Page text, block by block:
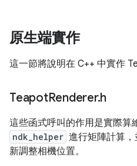
原生端實作
這一節將說明在 C++ 中實作
TeapotRenderer.h
這些函式呼叫的作用是實際算
ndk_helper 進行矩陣計算
新調整相機位置。